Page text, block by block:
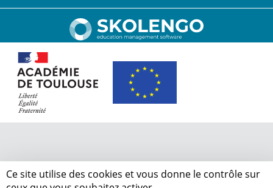
Ce site utilise des cookies et vous donne le contrôle sur